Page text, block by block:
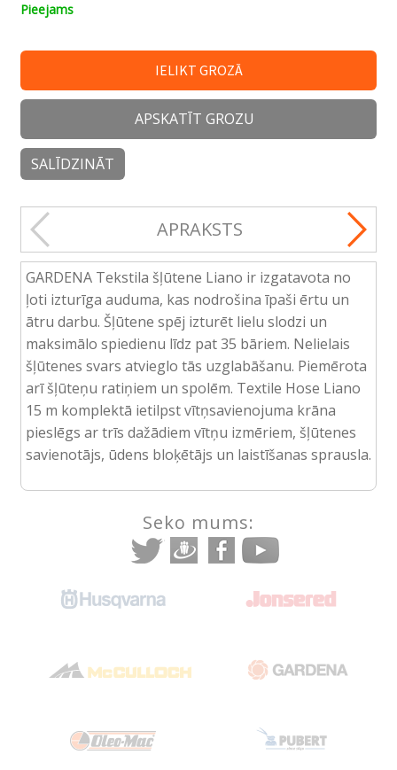
Pieejams
IELIKT GROZĀ
APSKATĪT GROZU
SALĪDZINĀT
APRAKSTS
GARDENA Tekstila šļūtene Liano ir izgatavota no
ļoti izturīga auduma, kas nodrošina īpaši ērtu un
ātru darbu. Šļūtene spēj izturēt lielu slodzi un
maksimālo spiedienu līdz pat 35 bāriem. Nelielais
šļūtenes svars atvieglo tās uzglabāšanu. Piemērota
arī šļūteņu ratiņiem un spolēm. Textile Hose Liano
15 m komplektā ietilpst vītņsavienojuma krāna
pieslēgs ar trīs dažādiem vītņu izmēriem, šļūtenes
savienotājs, ūdens bloķētājs un laistīšanas sprausla.
Seko mums: